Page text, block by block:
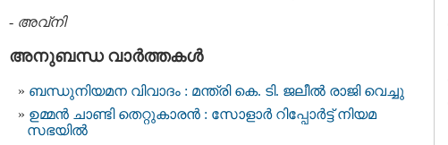
- അവ്നി
അനുബന്ധ വാര്‍ത്തകള്‍
ബന്ധുനിയമന വിവാദം : മന്ത്രി കെ. ടി. ജലീല്‍ രാജി വെച്ചു
ഉമ്മൻ‌ ചാണ്ടി തെറ്റുകാരന്‍ : സോളാര്‍ റിപ്പോര്‍ട്ട് നിയമ
സഭയില്‍